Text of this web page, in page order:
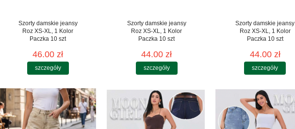
Szorty damskie jeansy
Roz XS-XL, 1 Kolor
Paczka 10 szt
46.00 zł
szczegóły
Szorty damskie jeansy
Roz XS-XL, 1 Kolor
Paczka 10 szt
44.00 zł
szczegóły
Szorty damskie jeansy
Roz XS-XL, 1 Kolor
Paczka 10 szt
44.00 zł
szczegóły